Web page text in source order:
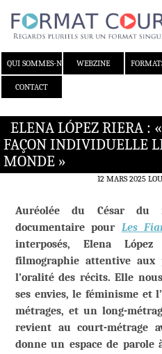
QUI SOMMES-NOUS ?WEBZINE
CONTACT
ELENA LÓPEZ RIERA :
FAÇON INDIVIDUELLE
MONDE »
12 MARS 2025
Auréolée du César du
documentaire pour Les
interposés, Elena
filmographie attentive
l’oralité des récits. Elle
ses envies, le féminisme et
métrages, et un long-
revient au court-métrage
donne un espace de parole